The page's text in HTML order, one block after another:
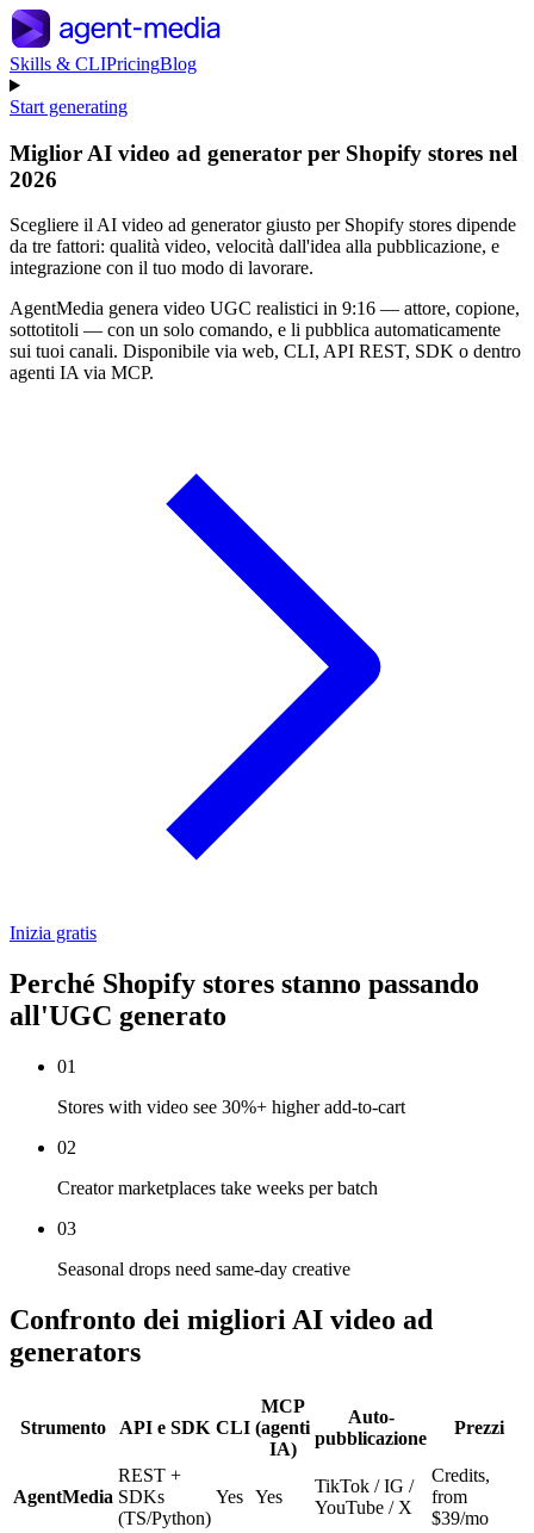
Skills & CLIPricingBlog
Start generating
Miglior AI video ad generator per Shopify stores nel
2026
Scegliere il AI video ad generator giusto per Shopify stores dipende
da tre fattori: qualità video, velocità dall'idea alla pubblicazione, e
integrazione con il tuo modo di lavorare.
AgentMedia genera video UGC realistici in 9:16 — attore, copione,
sottotitoli — con un solo comando, e li pubblica automaticamente
sui tuoi canali. Disponibile via web, CLI, API REST, SDK o dentro
agenti IA via MCP.
Inizia gratis
Perché Shopify stores stanno passando
all'UGC generato
01
Stores with video see 30%+ higher add-to-cart
02
Creator marketplaces take weeks per batch
03
Seasonal drops need same-day creative
Confronto dei migliori AI video ad
generators
Strumento API e SDK CLI
MCP
(agenti
IA)
Auto-
pubblicazione
Prezzi
AgentMedia
REST +
SDKs
(TS/Python)
Yes Yes
TikTok / IG /
YouTube / X
Credits,
from
$39/mo